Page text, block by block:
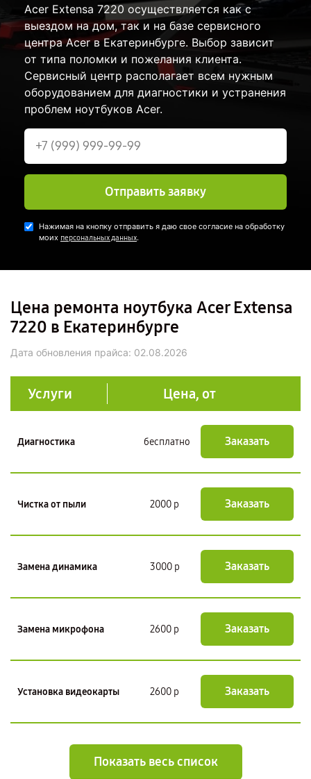
Acer Extensa 7220 осуществляется как с
выездом на дом, так и на базе сервисного
центра Acer в Екатеринбурге. Выбор зависит
от типа поломки и пожелания клиента.
Сервисный центр располагает всем нужным
оборудованием для диагностики и устранения
проблем ноутбуков Acer.
Отправить заявку
Нажимая на кнопку отправить я даю свое согласие на обработку
моих персональных данных.
Цена ремонта ноутбука Acer Extensa
7220 в Екатеринбурге
Дата обновления прайса: 02.08.2026
Услуги Цена, от
Диагностика бесплатно Заказать
Чистка от пыли 2000 р Заказать
Замена динамика 3000 р Заказать
Замена микрофона 2600 р Заказать
Установка видеокарты 2600 р Заказать
Показать весь список